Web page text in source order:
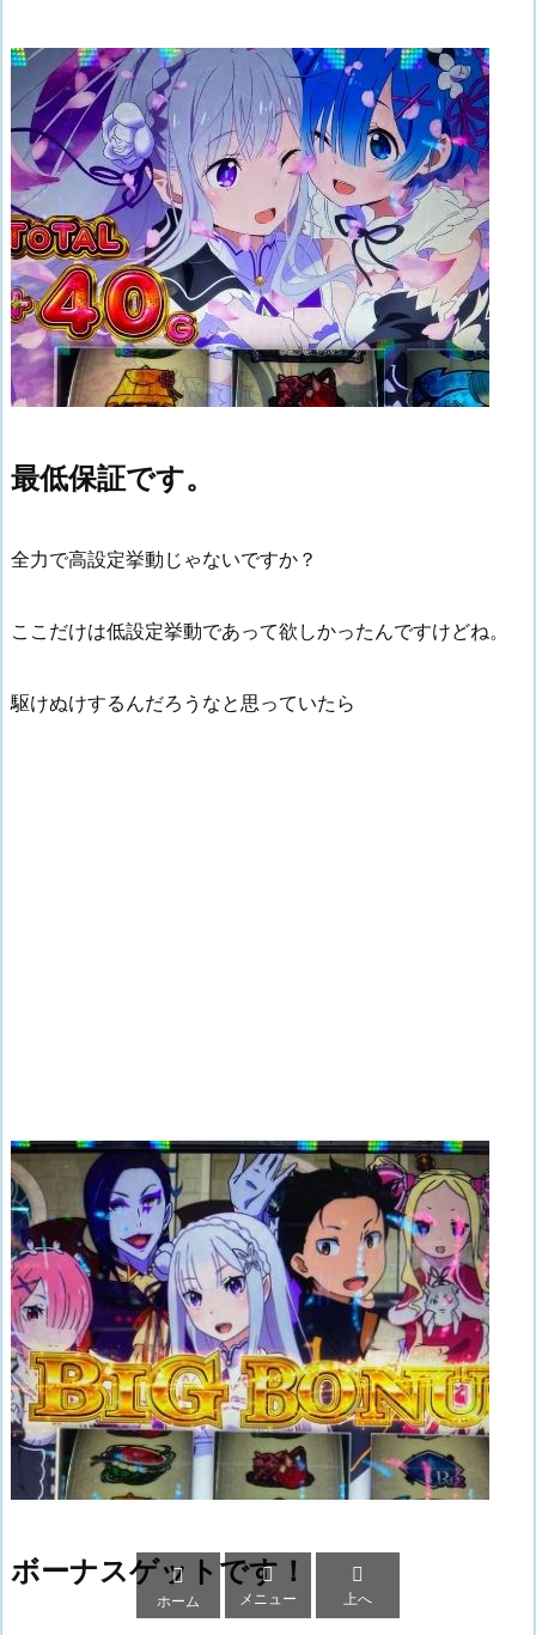
最低保証です。
全力で高設定挙動じゃないですか？
ここだけは低設定挙動であって欲しかったんですけどね。
駆けぬけするんだろうなと思っていたら
ボーナスゲットです！

ホーム

メニュー

上へ